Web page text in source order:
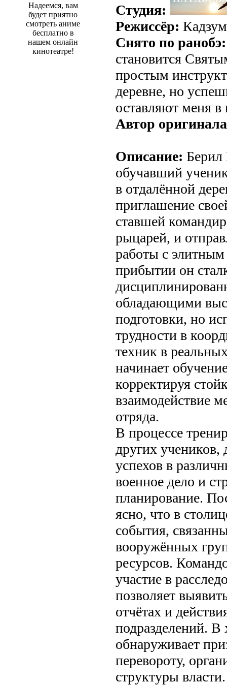
Надеемся, вам
будет приятно
смотреть аниме
бесплатно в
нашем онлайн
кинотеатре!
Студия:
Режиссёр:
Снято по ранобэ:
становится
простым
деревне, но
оставляют меня в
Автор
Описание: Берил
обучавший
в отдалённой
приглашение
ставшей
рыцарей, и
работы с
прибытии он
обладающими
подготовки, но
трудности в
техник в
начинает
корректируя
взаимодействие
отряда.
В процессе
других
успехов в
военное дело и
планирование.
ясно, что в
события,
вооружённых
ресурсов.
участие в
позволяет
отчётах и
подразделений.
обнаруживает
перевороту,
структуры власти.